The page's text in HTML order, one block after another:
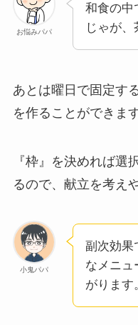
お悩みパパ
和食の中
じゃが
あとは曜日で固定す
を作ることができます
『枠』を決めれば選
るので、献立を考え
小鬼パパ
副次効果
なメニュ
がります